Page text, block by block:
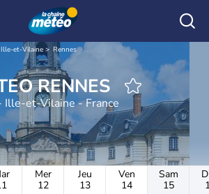
Ille-et-Vilaine Rennes
METEO RENNES
et-Vilaine - France
Mer
12
Jeu
13
Ven
14
Sam
15